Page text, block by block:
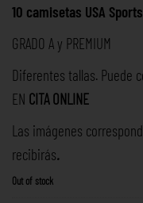
10 camisetas USA
GRADO A y PREMIUM
Diferentes tallas. Puede
EN CITA ONLINE
Las imágenes
recibirás.
Out of stock